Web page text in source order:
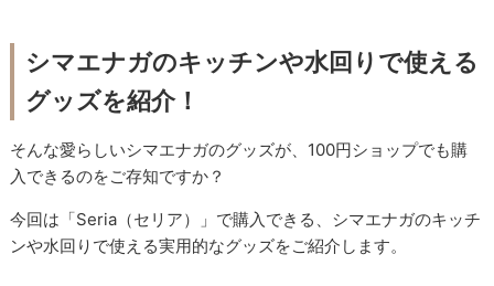
シマエナガのキッチンや水回りで使える
グッズを紹介！
そんな愛らしいシマエナガのグッズが、100円ショップでも購
入できるのをご存知ですか？
今回は「Seria（セリア）」で購入できる、シマエナガのキッチ
ンや水回りで使える実用的なグッズをご紹介します。